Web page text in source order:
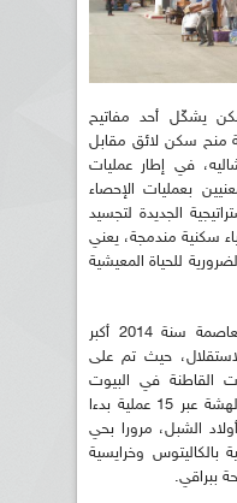
يشكّل أحد مفاتيح
منح سكن لائق مقابل
في إطار عمليات
بعمليات الإحصاء
أن الإستراتيجية الجديدة لتجسيد
سكنية مندمجة، يعني
للحياة المعيشية
وفي هذا الإطار، عرفت الجزائر العاصمة سنة 2014 أكبر
حيث تم على
القاطنة في البيوت
القصديرية الشاليهات و العمارات الهشة عبر 15 عملية بدءا
الشبل، مرورا بحي
بالكاليتوس وخرايسية
ببراقي.